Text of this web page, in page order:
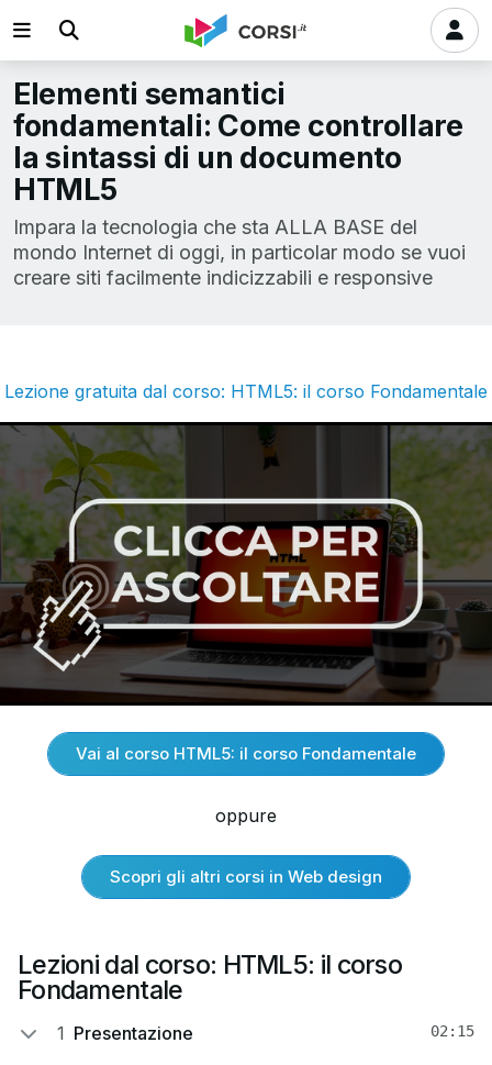
Elementi semantici
fondamentali: Come controllare
la sintassi di un documento
HTML5
Impara la tecnologia che sta ALLA BASE del
mondo Internet di oggi, in particolar modo se vuoi
creare siti facilmente indicizzabili e responsive
Lezione gratuita dal corso: HTML5: il corso Fondamentale
Vai al corso HTML5: il corso Fondamentale
oppure
Scopri gli altri corsi in Web design
Lezioni dal corso: HTML5: il corso
Fondamentale
1 Presentazione 02:15